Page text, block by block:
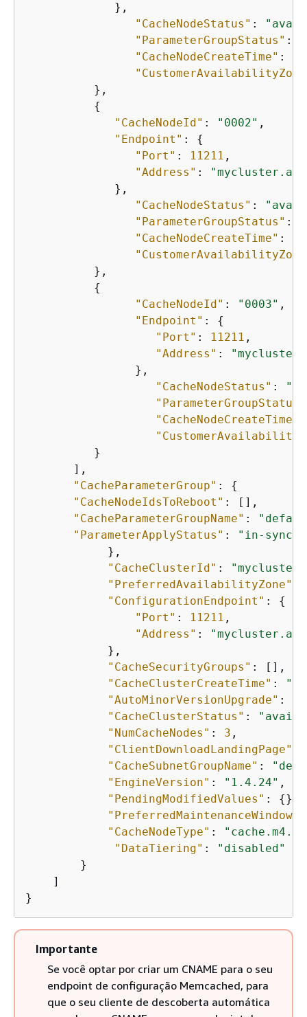
             },
"CacheNodeStatus" :
"ParameterGroupStatus" :
"CacheNodeCreateTime" :
          },
{
"CacheNodeId" : "0002" ,
"Endpoint" : {
"Port" : 11211 ,
"Address" :
             },
"CacheNodeStatus" :
"ParameterGroupStatus" :
"CacheNodeCreateTime" :
          },
{
"CacheNodeId" : "0003" ,
"Endpoint" : {
"Port" : 11211 ,
"Address" :
                },
"CacheNodeStatus" :
"ParameterGroupStatus"
"CacheNodeCreateTime"
          }
       ],
"CacheParameterGroup" : {
"CacheNodeIdsToReboot" : [],
"CacheParameterGroupName" :
"ParameterApplyStatus" :
"in-sync"
            },
"CacheClusterId" : "mycluster"
"PreferredAvailabilityZone"
"ConfigurationEndpoint" : {
"Port" : 11211 ,
"Address" :
            },
"CacheSecurityGroups" : [],
"CacheClusterCreateTime" :
"AutoMinorVersionUpgrade" :
"CacheClusterStatus" :
"NumCacheNodes" : 3 ,
"ClientDownloadLandingPage"
"CacheSubnetGroupName" :
"EngineVersion" : "1.4.24" ,
"PendingModifiedValues" : {},
"PreferredMaintenanceWindow"
"CacheNodeType" :
"DataTiering" :
"disabled"
        }
    ]
}
Importante
Se você optar por criar um CNAME para o seu
endpoint de configuração Memcached, para
que o seu cliente de descoberta automática